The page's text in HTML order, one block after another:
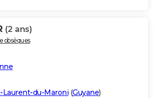
(2 ans)
obsèques
Laurent-du-Maroni (Guyane)